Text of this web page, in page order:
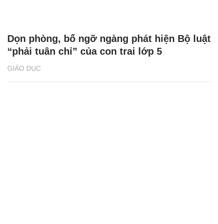
GIÁO DỤC
Dọn phòng, bố ngỡ ngàng phát hiện Bộ luật
“phải tuân chỉ” của con trai lớp 5